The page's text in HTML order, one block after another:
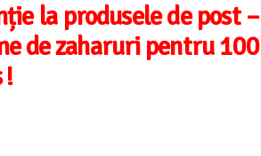
la produsele de post –
de zaharuri pentru 100
!